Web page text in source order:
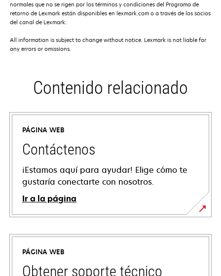
normales que no se rigen por los términos y condiciones del Programa de
retorno de Lexmark están disponibles en lexmark.com o a través de los socios
del canal de Lexmark.
All information is subject to change without notice. Lexmark is not liable for
any errors or omissions.
Contenido relacionado
PÁGINA WEB
Contáctenos
¡Estamos aquí para ayudar! Elige cómo te
gustaría conectarte con nosotros.
Ir a la página
PÁGINA WEB
Obtener soporte técnico